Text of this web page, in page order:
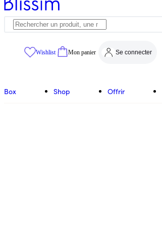
Wishlist Mon panier Se connecter
Box Shop Offrir